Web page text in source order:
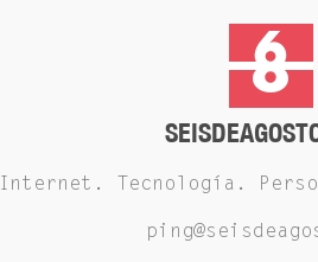
Internet. Tecnología.